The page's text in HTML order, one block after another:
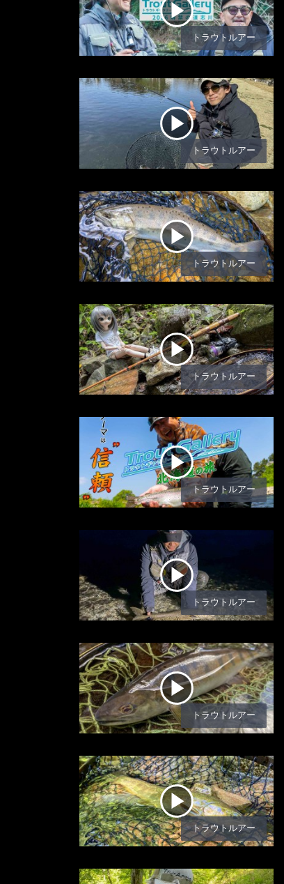
トラウトルアー
トラウトルアー
トラウトルアー
トラウトルアー
トラウトルアー
トラウトルアー
トラウトルアー
トラウトルアー